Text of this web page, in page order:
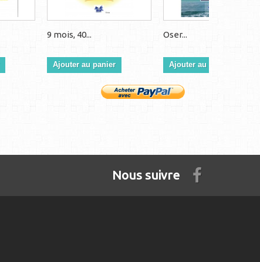
9 mois, 40...
Ajouter au panier
Oser...
Ajouter au panier
Nous suivre